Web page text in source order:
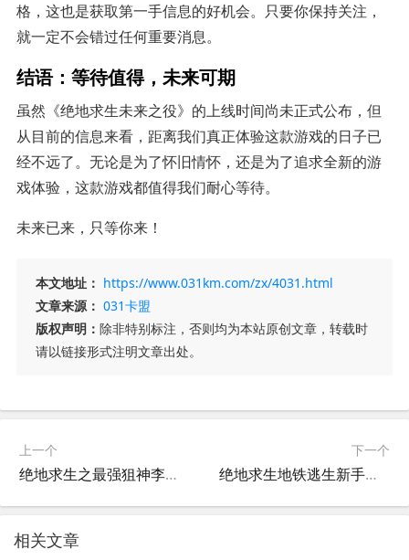
格，这也是获取第一手信息的好机会。只要你保持关注，
就一定不会错过任何重要消息。
结语：等待值得，未来可期
虽然《绝地求生未来之役》的上线时间尚未正式公布，但
从目前的信息来看，距离我们真正体验这款游戏的日子已
经不远了。无论是为了怀旧情怀，还是为了追求全新的游
戏体验，这款游戏都值得我们耐心等待。
未来已来，只等你来！
本文地址： https://www.031km.com/zx/4031.html
文章来源： 031卡盟
版权声明： 除非特别标注，否则均为本站原创文章，转载时
请以链接形式注明文章出处。
上一个
绝地求生之最强狙神李衍txt-绝地求生最强狙神李衍txt全文阅读
下一个
绝地求生地铁逃生新手教程指南-绝地求生地铁逃生新手入门攻略与技巧
相关文章